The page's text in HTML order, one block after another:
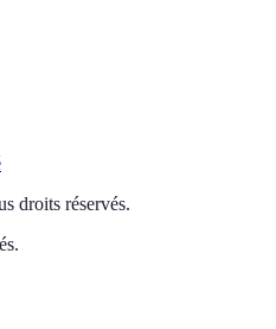
droits réservés.